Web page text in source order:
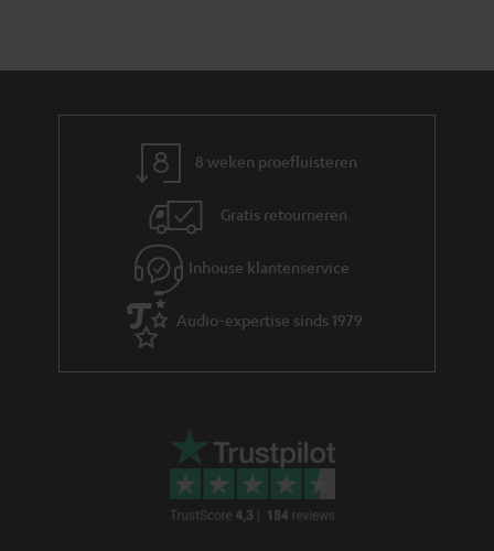
8 weken proefluisteren
Gratis retourneren
Inhouse klantenservice
Audio-expertise sinds 1979